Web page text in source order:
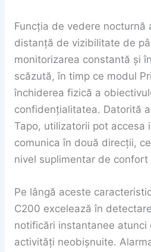
Funcția de vedere nocturnă
distanță de vizibilitate de
monitorizarea constantă și
scăzută, în timp ce modul
închiderea fizică a
confidențialitatea. Datorită
Tapo, utilizatorii pot accesa
comunica în două direcții,
nivel suplimentar de confort
Pe lângă aceste
C200 excelează în
notificări instantanee
activități neobișnuite.